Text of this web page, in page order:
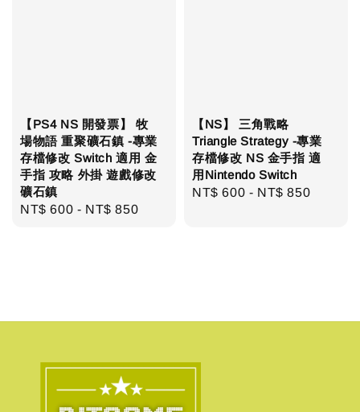
【PS4 NS 開發票】 牧
場物語 重聚礦石鎮 -專業
存檔修改 Switch 適用 金
手指 攻略 外掛 遊戲修改
礦石鎮
Regular
NT$ 600 - NT$ 850
【NS】 三角戰略
Triangle Strategy -專業
存檔修改 NS 金手指 適
用Nintendo Switch
Regular
NT$ 600 - NT$ 850